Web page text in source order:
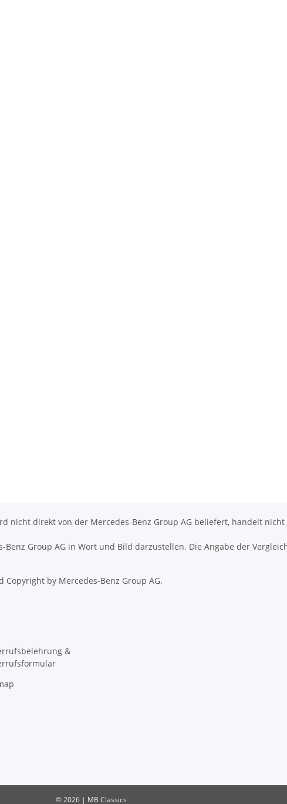
nicht direkt von der Mercedes-Benz Group AG beliefert, handelt
Group AG in Wort und Bild darzustellen. Die Angabe der
by Mercedes-Benz Group AG.
&
© 2026 | MB Classics